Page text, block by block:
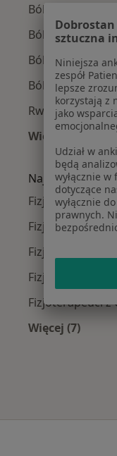
Bóle kręgosłupa
Ból barku w
Ból biodra w
Ból kolana w
Rwa kulszowa
Więcej (15)
Więcej w
Fizjoterapeuci z
Fizjoterapeuci z
Fizjoterapeuci z
Fizjoterapeuci z
Fizjoterapeuci z
Więcej (7)
sztuczna
Niniejsza
zespół
lepsze
korzystają z
jako
Udział w
będą
wyłącznie
dotyczące
wyłącznie
prawnych.